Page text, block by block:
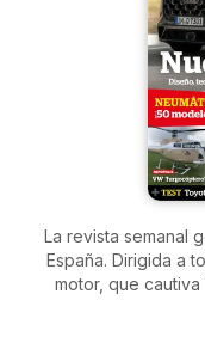
La revista semanal
España. Dirigida a
motor, que
habituados a